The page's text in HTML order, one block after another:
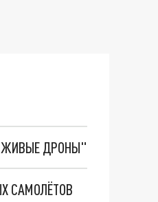
ДРОНЫ"
САМОЛЁТОВ